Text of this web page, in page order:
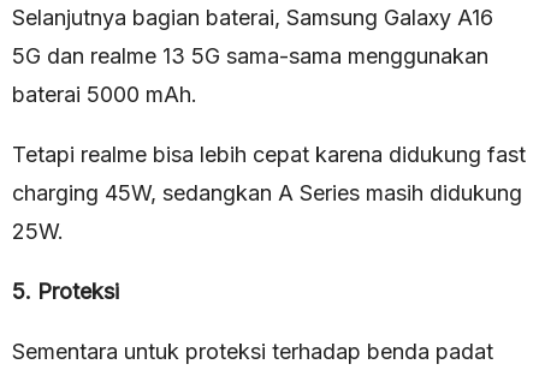
Selanjutnya bagian baterai, Samsung Galaxy A16
5G dan realme 13 5G sama-sama menggunakan
baterai 5000 mAh.
Tetapi realme bisa lebih cepat karena didukung fast
charging 45W, sedangkan A Series masih didukung
25W.
5. Proteksi
Sementara untuk proteksi terhadap benda padat